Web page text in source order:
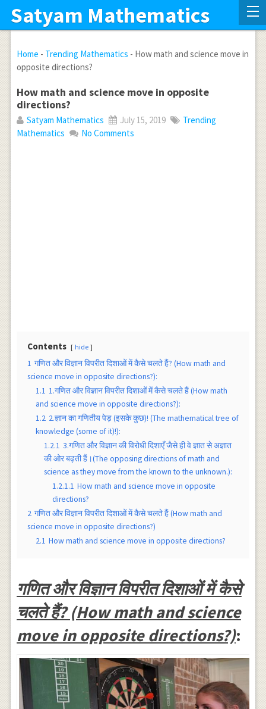
Satyam Mathematics
Home - Trending Mathematics - How math and science move in
opposite directions?
How math and science move in opposite
directions?
Satyam Mathematics July 15, 2019
Trending
Mathematics
No Comments
Contents hide
1 गणित और विज्ञान विपरीत दिशाओं में कैसे चलते हैं? (How math and
science move in opposite directions?):
1.1 1.गणित और विज्ञान विपरीत दिशाओं में कैसे चलते हैं (How math
and science move in opposite directions?):
1.2 2.ज्ञान का गणितीय पेड़ (इसके कुछ)! (The mathematical tree of
knowledge (some of it)!):
1.2.1 3.गणित और विज्ञान की विरोधी दिशाएँ जैसे ही वे ज्ञात से अज्ञात
की ओर बढ़ती हैं।(The opposing directions of math and
science as they move from the known to the unknown.):
1.2.1.1 How math and science move in opposite
directions?
2 गणित और विज्ञान विपरीत दिशाओं में कैसे चलते हैं (How math and
science move in opposite directions?)
2.1 How math and science move in opposite directions?
गणित और विज्ञान विपरीत दिशाओं में कैसे
चलते हैं? (How math and science
move in opposite directions?):